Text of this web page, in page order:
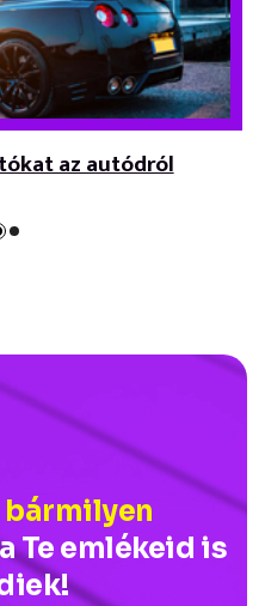
az autódról
bármilyen
Te emlékeid is